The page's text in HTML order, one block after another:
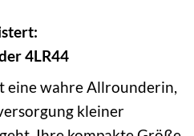
4LR44
eine wahre Allrounderin,
kleiner